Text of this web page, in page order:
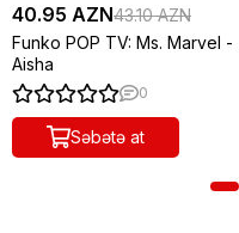
40.95 AZN43.10 AZN
Funko POP TV: Ms. Marvel -
Aisha
0
Səbətə at